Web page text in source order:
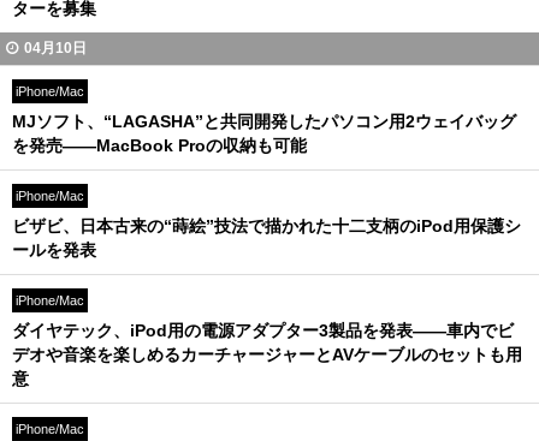
ターを募集
04月10日
iPhone/Mac
MJソフト、“LAGASHA”と共同開発したパソコン用2ウェイバッグ
を発売――MacBook Proの収納も可能
iPhone/Mac
ビザビ、日本古来の“蒔絵”技法で描かれた十二支柄のiPod用保護シ
ールを発表
iPhone/Mac
ダイヤテック、iPod用の電源アダプター3製品を発表――車内でビ
デオや音楽を楽しめるカーチャージャーとAVケーブルのセットも用
意
iPhone/Mac